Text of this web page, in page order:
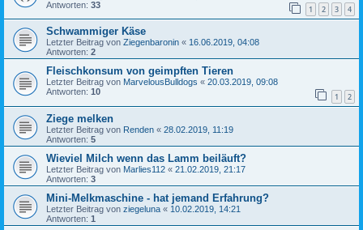
Antworten: 33 1 2 3 4
Schwammiger Käse
Letzter Beitrag von Ziegenbaronin « 16.06.2019, 04:08
Antworten: 2
Fleischkonsum von geimpften Tieren
Letzter Beitrag von MarvelousBulldogs « 20.03.2019, 09:08
Antworten: 10 1 2
Ziege melken
Letzter Beitrag von Renden « 28.02.2019, 11:19
Antworten: 5
Wieviel Milch wenn das Lamm beiläuft?
Letzter Beitrag von Marlies112 « 21.02.2019, 21:17
Antworten: 3
Mini-Melkmaschine - hat jemand Erfahrung?
Letzter Beitrag von ziegeluna « 10.02.2019, 14:21
Antworten: 1